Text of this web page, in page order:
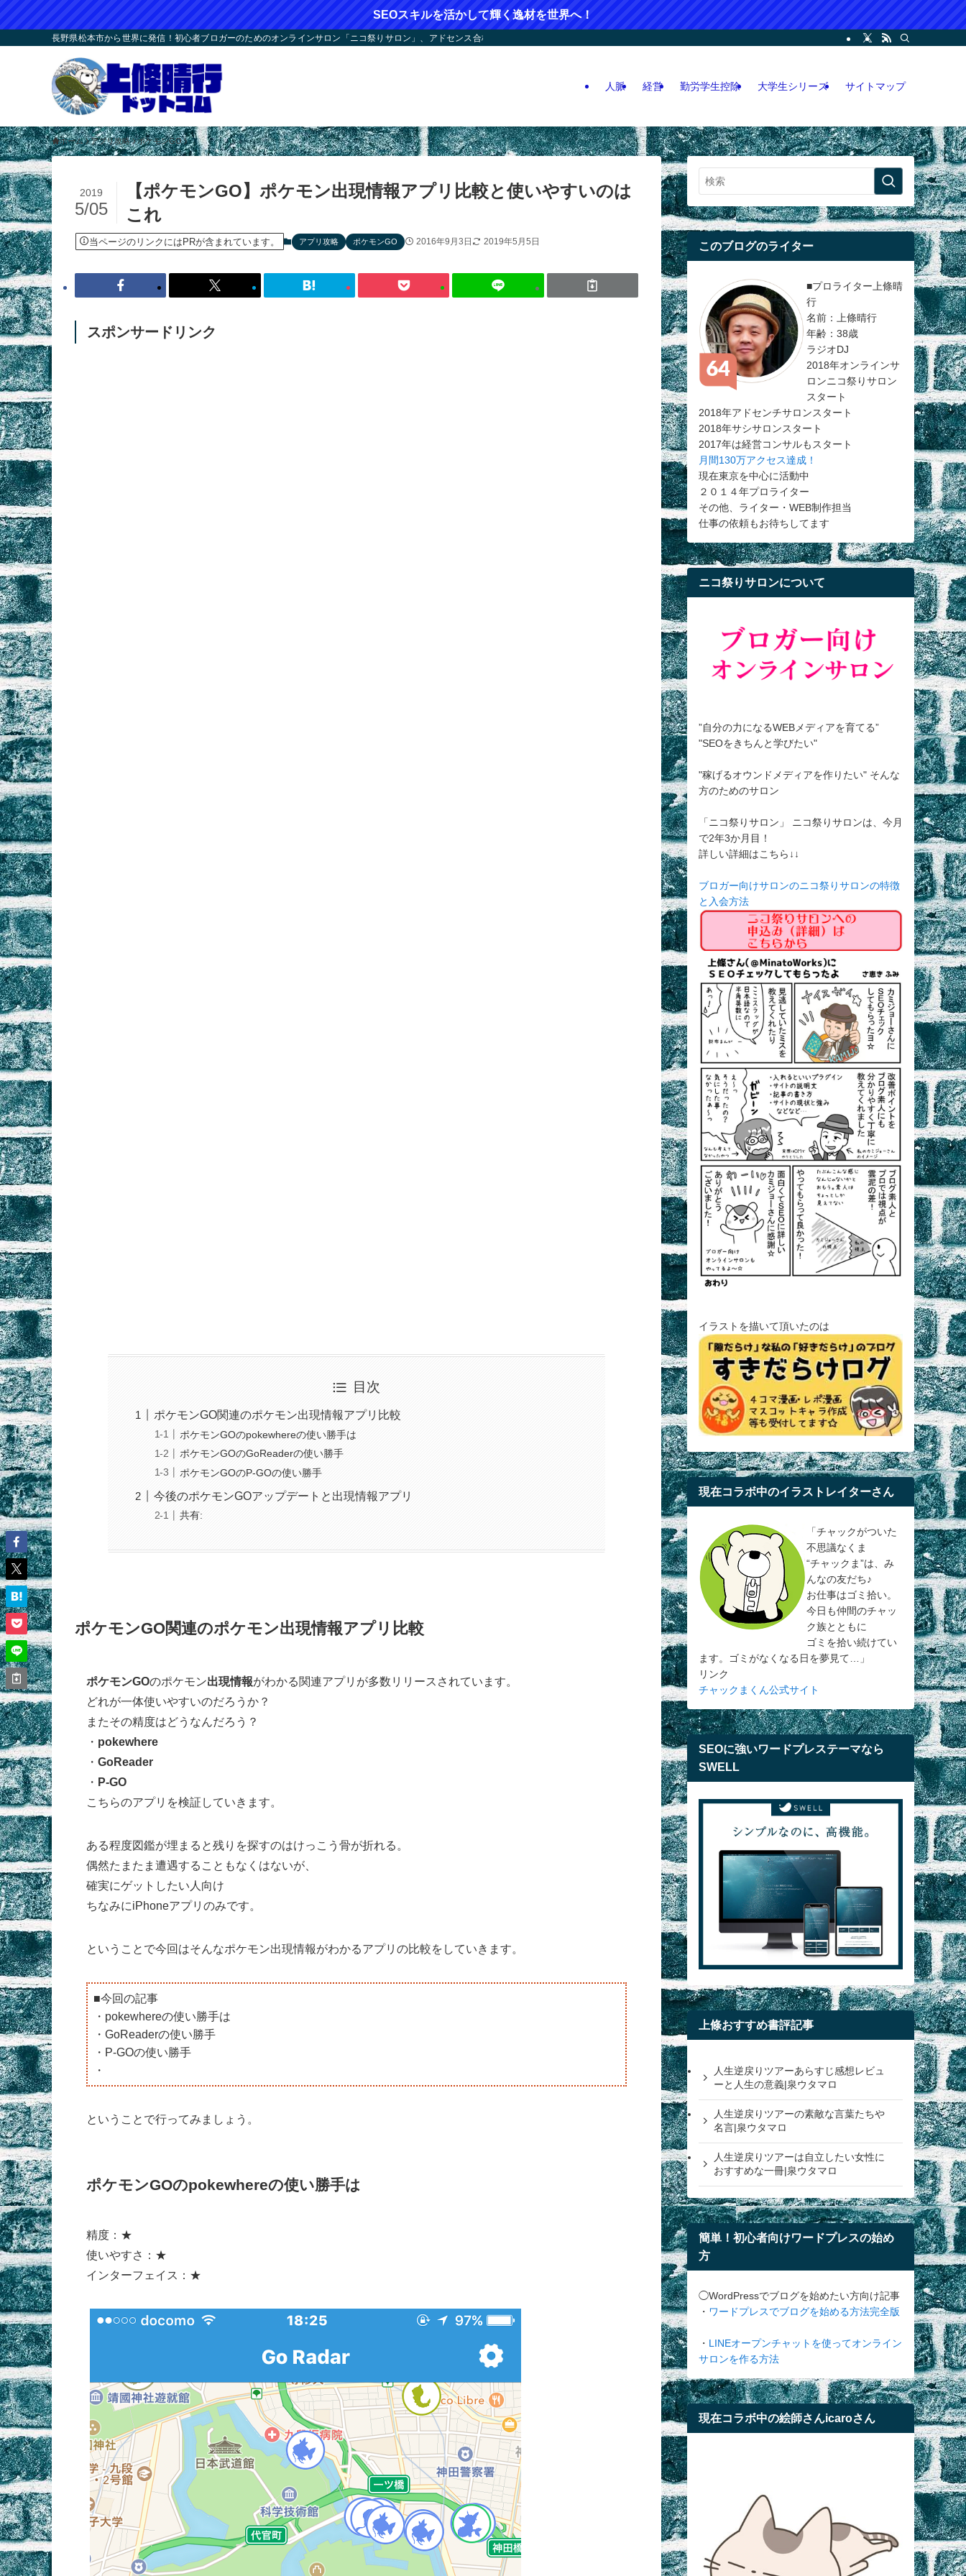
SEOスキルを活かして輝く逸材を世界へ！
長野県松本市から世界に発信！初心者ブロガーのためのオンラインサロン「ニコ祭りサロン」、アドセンス合格応援！人つなぎ屋さん活動、人生逆戻りツアー・コンサル・人脈論などの各情報などを記載。LINEオープンチャット
人脈 経営 勤労学生控除 大学生シリーズ サイトマップ
ホーム アプリ攻略 ポケモンGO
【ポケモンGO】ポケモン出現情報アプリ比較と使いやすいのは
これ
2019
5/05
当ページのリンクにはPRが含まれています。 アプリ攻略 ポケモンGO 2016年9月3日 2019年5月5日
スポンサードリンク
目次
ポケモンGO関連のポケモン出現情報アプリ比較
ポケモンGOのpokewhereの使い勝手は
ポケモンGOのGoReaderの使い勝手
ポケモンGOのP-GOの使い勝手
今後のポケモンGOアップデートと出現情報アプリ
共有:
ポケモンGO関連のポケモン出現情報アプリ比較
ポケモンGOのポケモン出現情報がわかる関連アプリが多数リリースされています。
どれが一体使いやすいのだろうか？
またその精度はどうなんだろう？
・ pokewhere
・ GoReader
・ P-GO
こちらのアプリを検証していきます。
ある程度図鑑が埋まると残りを探すのはけっこう骨が折れる。
偶然たまたま遭遇することもなくはないが、
確実にゲットしたい人向け
ちなみにiPhoneアプリのみです。
ということで今回はそんなポケモン出現情報がわかるアプリの比較をしていきます。
■今回の記事
・pokewhereの使い勝手は
・GoReaderの使い勝手
・P-GOの使い勝手
・
ということで行ってみましょう。
ポケモンGOのpokewhereの使い勝手は
精度：★
使いやすさ：★
インターフェイス：★
このブログのライター
■プロライター上條晴
行
名前：上條晴行
年齢：38歳
ラジオDJ
2018年オンラインサ
ロンニコ祭りサロン
スタート
2018年アドセンチサロンスタート
2018年サシサロンスタート
2017年は経営コンサルもスタート
月間130万アクセス達成！
現在東京を中心に活動中
２０１４年プロライター
その他、ライター・WEB制作担当
仕事の依頼もお待ちしてます
ニコ祭りサロンについて
”自分の力になるWEBメディアを育てる”
"SEOをきちんと学びたい"
"稼げるオウンドメディアを作りたい" そんな
方のためのサロン
「ニコ祭りサロン」 ニコ祭りサロンは、今月
で2年3か月目！
詳しい詳細はこちら↓↓
ブロガー向けサロンのニコ祭りサロンの特徴
と入会方法
イラストを描いて頂いたのは
現在コラボ中のイラストレイターさん
「チャックがついた
不思議なくま
“チャックま”は、み
んなの友だち♪
お仕事はゴミ拾い。
今日も仲間のチャッ
ク族とともに
ゴミを拾い続けてい
ます。ゴミがなくなる日を夢見て…」
リンク
チャックまくん公式サイト
SEOに強いワードプレステーマなら
SWELL
上條おすすめ書評記事
人生逆戻りツアーあらすじ感想レビュ
ーと人生の意義|泉ウタマロ
人生逆戻りツアーの素敵な言葉たちや
名言|泉ウタマロ
人生逆戻りツアーは自立したい女性に
おすすめな一冊|泉ウタマロ
簡単！初心者向けワードプレスの始め
方
◯WordPressでブログを始めたい方向け記事
・ ワードプレスでブログを始める方法完全版
・ LINEオープンチャットを使ってオンライン
サロンを作る方法
現在コラボ中の絵師さんicaroさん